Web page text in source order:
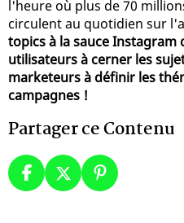
l'heure où plus de 70
circulent au quotidien sur
topics à la sauce Instagram
utilisateurs à cerner les
marketeurs à définir les
campagnes !
Partager ce Contenu